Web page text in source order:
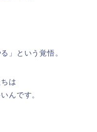
」という覚悟。
は
んです。